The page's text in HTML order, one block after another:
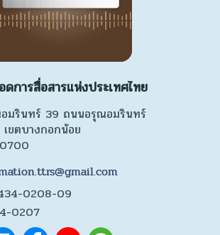
การสื่อสารแห่งประเทศไทย
มรินทร์ 39 ถนนอรุณอมรินทร์
ขตบางกอกน้อย
0208-09
0207